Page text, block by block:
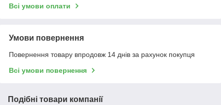
Всі умови оплати
Умови повернення
Повернення товару впродовж 14 днів за рахунок покупця
Всі умови повернення
Подібні товари компанії